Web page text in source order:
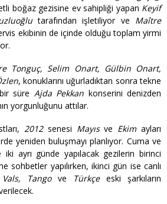
boğaz gezisine ev sahipliği yapan Keyif
tarafından işletiliyor ve Maître
ekibinin de içinde olduğu toplam yirmi
Tonguç, Selim Onart, Gülbin Onart,
, konuklarını uğurladıktan sonra tekne
süre Ajda Pekkan konserini denizden
yorgunluğunu attılar.
2012 senesi Mayısve Ekimayları
yeniden buluşmayı planlıyor. Cuma ve
ayrı günde yapılacak gezilerin birinci
sohbetler yapılırken, ikinci gün ise canlı
Vals, Tangove Türkçeeski şarkıların